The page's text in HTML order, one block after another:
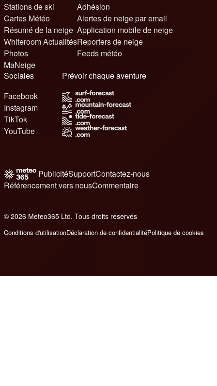
Stations de ski
Cartes Météo
Résumé de la neige
Whiteroom Actualités
Photos
MaNeige
Adhésion
Alertes de neige par email
Application mobile de neige
Reporters de neige
Feeds météo
Sociales
Facebook
Instagram
TikTok
YouTube
Prévoir chaque aventure
PublicitéSupportContactez-nous
Référencement vers nousCommentaire
© 2026 Meteo365 Ltd. Tous droits réservés
Conditions d'utilisationDéclaration de confidentialitéPolitique de cookies